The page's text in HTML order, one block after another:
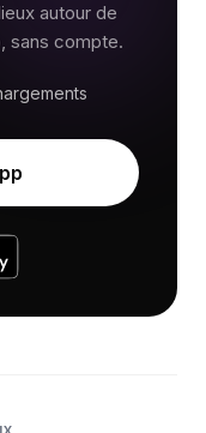
autour de
sans compte.